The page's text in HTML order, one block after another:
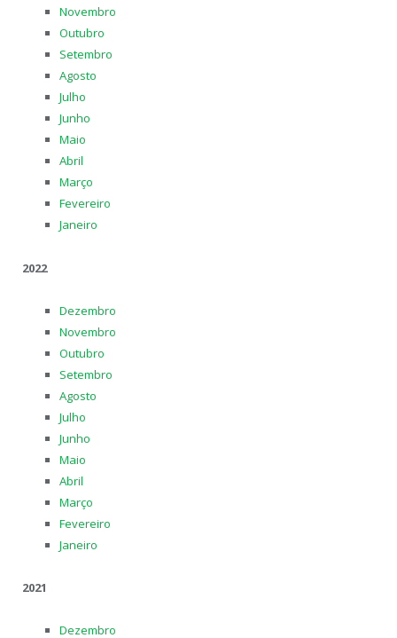
Novembro
Outubro
Setembro
Agosto
Julho
Junho
Maio
Abril
Março
Fevereiro
Janeiro
2022
Dezembro
Novembro
Outubro
Setembro
Agosto
Julho
Junho
Maio
Abril
Março
Fevereiro
Janeiro
2021
Dezembro